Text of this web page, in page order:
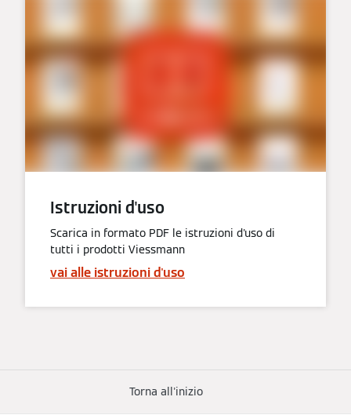
Istruzioni d'uso
Scarica in formato PDF le istruzioni d'uso di
tutti i prodotti Viessmann
vai alle istruzioni d'uso
Torna all'inizio